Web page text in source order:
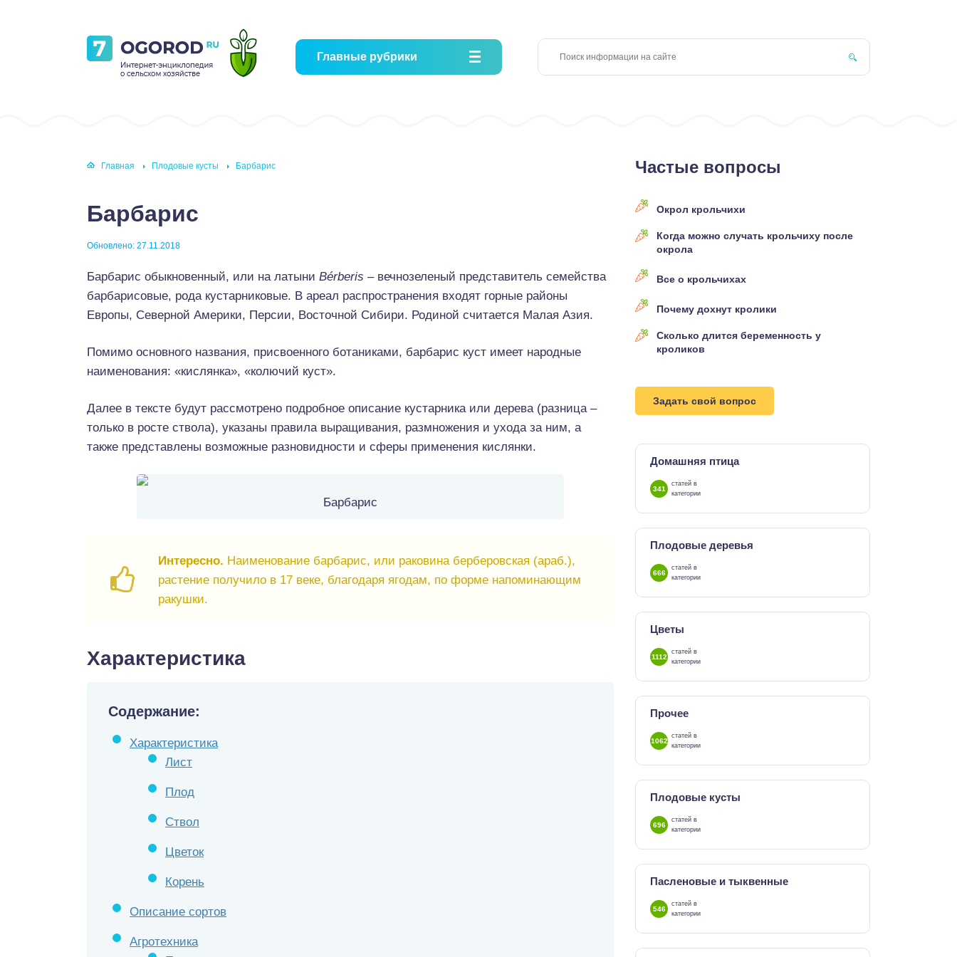
Главные рубрики
Главная Плодовые кусты Барбарис
Барбарис
Обновлено: 27.11.2018
Барбарис обыкновенный, или на латыни Bérberis – вечнозеленый представитель семейства
барбарисовые, рода кустарниковые. В ареал распространения входят горные районы
Европы, Северной Америки, Персии, Восточной Сибири. Родиной считается Малая Азия.
Помимо основного названия, присвоенного ботаниками, барбарис куст имеет народные
наименования: «кислянка», «колючий куст».
Далее в тексте будут рассмотрено подробное описание кустарника или дерева (разница –
только в росте ствола), указаны правила выращивания, размножения и ухода за ним, а
также представлены возможные разновидности и сферы применения кислянки.
Барбарис
Интересно. Наименование барбарис, или раковина берберовская (араб.),
растение получило в 17 веке, благодаря ягодам, по форме напоминающим
ракушки.
Характеристика
Содержание:
Характеристика
Лист
Плод
Ствол
Цветок
Корень
Описание сортов
Агротехника
Частые вопросы
Окрол крольчихи
Когда можно случать крольчиху после
окрола
Все о крольчихах
Почему дохнут кролики
Сколько длится беременность у
кроликов
Задать свой вопрос
Домашняя птица
341
статей в
категории
Плодовые деревья
666
статей в
категории
Цветы
1112
статей в
категории
Прочее
1062
статей в
категории
Плодовые кусты
696
статей в
категории
Пасленовые и тыквенные
546
статей в
категории